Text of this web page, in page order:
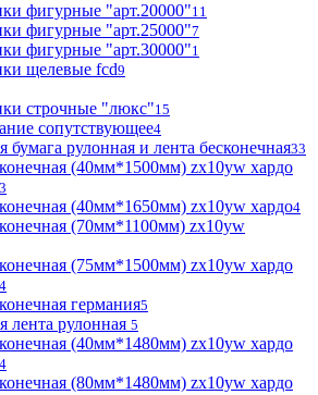
фигурные "арт.20000"11
фигурные "арт.25000"7
фигурные "арт.30000"1
щелевые fcd9
строчные "люкс"15
сопутствующее4
бумага рулонная и лента бесконечная33
(40мм*1500мм) zx10yw хардо
3
(40мм*1650мм) zx10yw хардо4
(70мм*1100мм) zx10yw
(75мм*1500мм) zx10yw хардо
4
германия5
лента рулонная 5
(40мм*1480мм) zx10yw хардо
4
(80мм*1480мм) zx10yw хардо